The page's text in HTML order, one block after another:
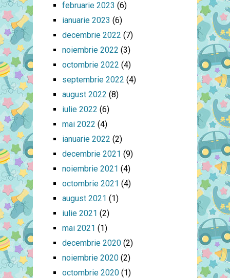
februarie 2023 (6)
ianuarie 2023 (6)
decembrie 2022 (7)
noiembrie 2022 (3)
octombrie 2022 (4)
septembrie 2022 (4)
august 2022 (8)
iulie 2022 (6)
mai 2022 (4)
ianuarie 2022 (2)
decembrie 2021 (9)
noiembrie 2021 (4)
octombrie 2021 (4)
august 2021 (1)
iulie 2021 (2)
mai 2021 (1)
decembrie 2020(2)
noiembrie 2020(2)
octombrie 2020(1)